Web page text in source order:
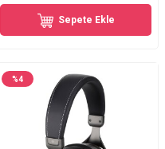
Sepete Ekle
%4